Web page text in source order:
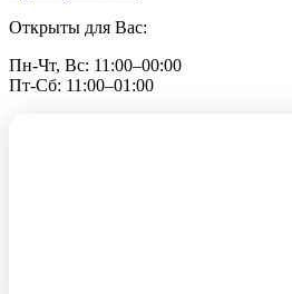
Открыты для Вас:
Пн-Чт, Вс: 11:00–00:00
Пт-Сб: 11:00–01:00